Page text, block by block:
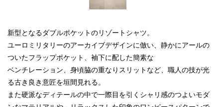
新型となるダブルポケットのリゾートシャツ。
ユーロミリタリーのアーカイブデザインに倣い、静かにアールの
ついたフラップポケット、袖下に配した簡素な
ベンチレーション、身頃脇の重なりスリットなど、職人の技が光
る古き良き意匠を垣間見れる。
また硬派なディテールの中で一際目を引くシャリ感のつよいモダ